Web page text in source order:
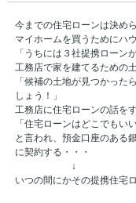
今までの住宅ローンは決め
マイホームを買うためにハ
「うちには３社提携ローン
工務店で家を建てるための
「候補の土地が見つかった
しょう！」
工務店に住宅ローンの話を
「住宅ローンはどこでもい
と言われ、預金口座のある
に契約する・・・
↓
いつの間にかその提携住宅